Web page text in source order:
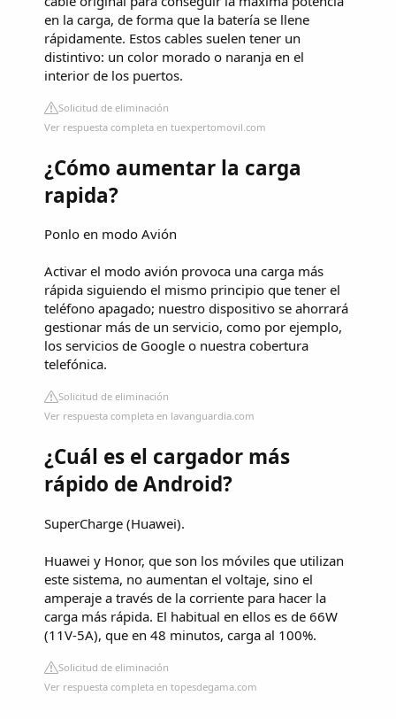
en la carga, de forma que la batería se llene
rápidamente. Estos cables suelen tener un
distintivo: un color morado o naranja en el
interior de los puertos.
Solicitud de eliminación
Ver respuesta completa en tuexpertomovil.com
¿Cómo aumentar la carga
rapida?
Ponlo en modo Avión
Activar el modo avión provoca una carga más
rápida siguiendo el mismo principio que tener el
teléfono apagado; nuestro dispositivo se ahorrará
gestionar más de un servicio, como por ejemplo,
los servicios de Google o nuestra cobertura
telefónica.
Solicitud de eliminación
Ver respuesta completa en lavanguardia.com
¿Cuál es el cargador más
rápido de Android?
SuperCharge (Huawei).
Huawei y Honor, que son los móviles que utilizan
este sistema, no aumentan el voltaje, sino el
amperaje a través de la corriente para hacer la
carga más rápida. El habitual en ellos es de 66W
(11V-5A), que en 48 minutos, carga al 100%.
Solicitud de eliminación
Ver respuesta completa en topesdegama.com